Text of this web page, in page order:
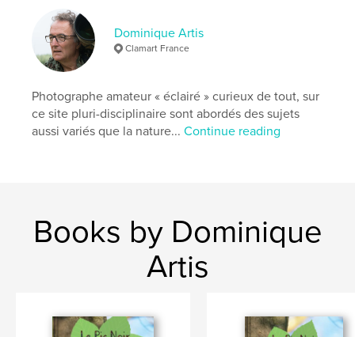
Keywords
photographie , étang de Meudon
Dominique Artis
Clamart France
Photographe amateur « éclairé » curieux de tout, sur
ce site pluri-disciplinaire sont abordés des sujets
aussi variés que la nature...Continue reading
Books by Dominique
Artis